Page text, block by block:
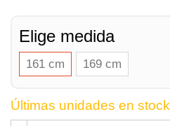
Elige medida
161 cm 169 cm
Últimas unidades en stock